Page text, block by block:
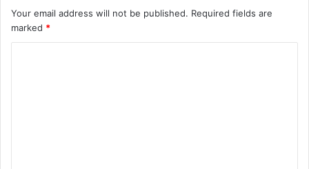
Your email address will not be published. Required fields are
marked *